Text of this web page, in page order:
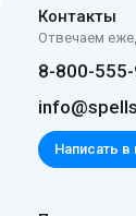
Контакты
Отвечаем
8-800-
Написать в